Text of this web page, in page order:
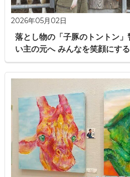
2026年05月02日
落とし物の「子豚のトントン
い主の元へ みんなを笑顔にす